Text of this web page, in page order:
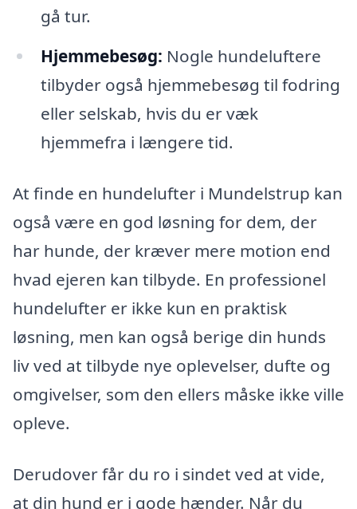
gå tur.
Hjemmebesøg: Nogle hundeluftere
tilbyder også hjemmebesøg til fodring
eller selskab, hvis du er væk
hjemmefra i længere tid.
At finde en hundelufter i Mundelstrup kan
også være en god løsning for dem, der
har hunde, der kræver mere motion end
hvad ejeren kan tilbyde. En professionel
hundelufter er ikke kun en praktisk
løsning, men kan også berige din hunds
liv ved at tilbyde nye oplevelser, dufte og
omgivelser, som den ellers måske ikke ville
opleve.
Derudover får du ro i sindet ved at vide,
at din hund er i gode hænder. Når du